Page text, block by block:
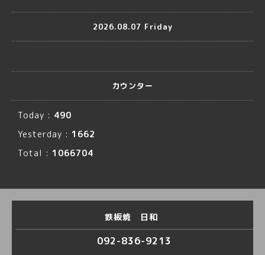
2026.08.07 Friday
カウンター
Today : 490
Yesterday : 1662
Total : 1066704
鉄板焼 日和
092-836-9213